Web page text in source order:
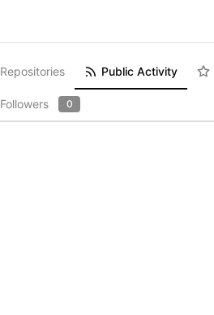
Repositories Public Activity
Followers 0